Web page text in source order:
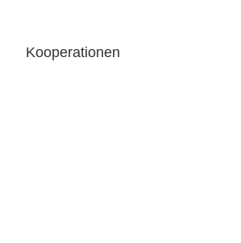
Kooperationen